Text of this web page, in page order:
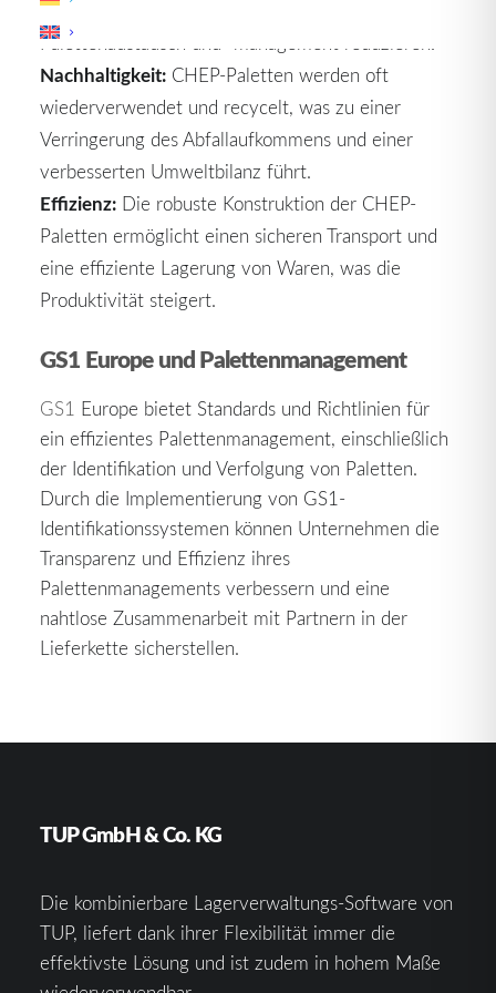
Paletten können Unternehmen
Palettenaustausch und -management reduzieren.
Nachhaltigkeit: CHEP-Paletten werden oft
wiederverwendet und recycelt, was zu einer
Verringerung des Abfallaufkommens und einer
verbesserten Umweltbilanz führt.
Effizienz: Die robuste Konstruktion der CHEP-
Paletten ermöglicht einen sicheren Transport und
eine effiziente Lagerung von Waren, was die
Produktivität steigert.
GS1 Europe und Palettenmanagement
GS1 Europe bietet Standards und Richtlinien für
ein effizientes Palettenmanagement, einschließlich
der Identifikation und Verfolgung von Paletten.
Durch die Implementierung von GS1-
Identifikationssystemen können Unternehmen die
Transparenz und Effizienz ihres
Palettenmanagements verbessern und eine
nahtlose Zusammenarbeit mit Partnern in der
Lieferkette sicherstellen.
TUP GmbH & Co. KG
Die kombinierbare Lagerverwaltungs-Software von
TUP, liefert dank ihrer Flexibilität immer die
effektivste Lösung und ist zudem in hohem Maße